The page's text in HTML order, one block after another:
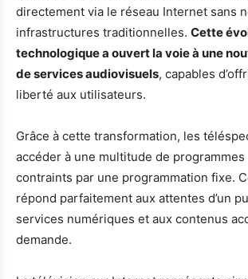
directement via le réseau Internet sans
infrastructures traditionnelles. Cette
technologique a ouvert la voie à une
de services audiovisuels, capables
liberté aux utilisateurs.
Grâce à cette transformation, les
accéder à une multitude de programmes
contraints par une programmation fixe.
répond parfaitement aux attentes d’un
services numériques et aux contenus
demande.